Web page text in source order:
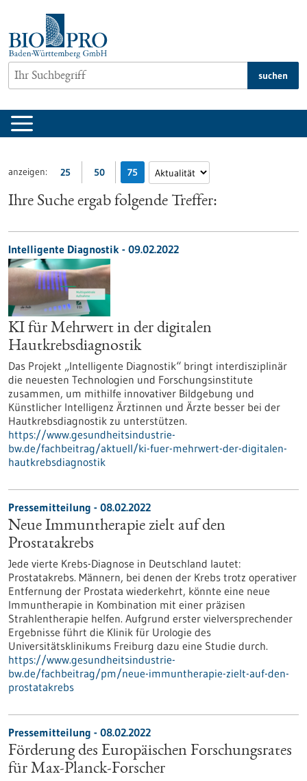
springen
suchen
anzeigen: 25 50 75
Ihre Suche ergab folgende Treffer:
Intelligente Diagnostik - 09.02.2022
KI für Mehrwert in der digitalen
Hautkrebsdiagnostik
Das Projekt „Intelligente Diagnostik“ bringt interdisziplinär
die neuesten Technologien und Forschungsinstitute
zusammen, um mithilfe innovativer Bildgebung und
Künstlicher Intelligenz Ärztinnen und Ärzte besser bei der
Hautkrebsdiagnostik zu unterstützen.
https://www.gesundheitsindustrie-
bw.de/fachbeitrag/aktuell/ki-fuer-mehrwert-der-digitalen-
hautkrebsdiagnostik
Pressemitteilung - 08.02.2022
Neue Immuntherapie zielt auf den
Prostatakrebs
Jede vierte Krebs-Diagnose in Deutschland lautet:
Prostatakrebs. Männern, bei denen der Krebs trotz operativer
Entfernung der Prostata wiederkehrt, könnte eine neue
Immuntherapie in Kombination mit einer präzisen
Strahlentherapie helfen. Aufgrund erster vielversprechender
Ergebnisse führt die Klinik für Urologie des
Universitätsklinikums Freiburg dazu eine Studie durch.
https://www.gesundheitsindustrie-
bw.de/fachbeitrag/pm/neue-immuntherapie-zielt-auf-den-
prostatakrebs
Pressemitteilung - 08.02.2022
Förderung des Europäischen Forschungsrates
für Max-Planck-Forscher